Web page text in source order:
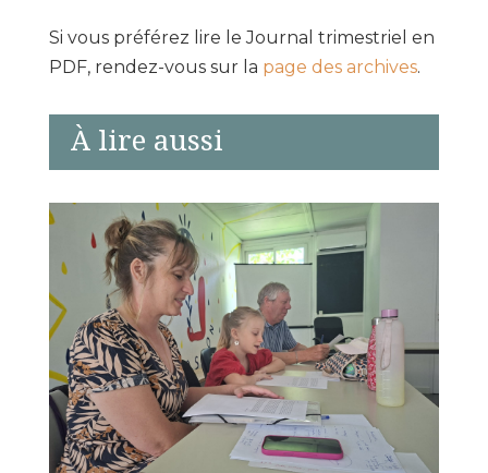
Si vous préférez lire le Journal trimestriel en
PDF, rendez-vous sur la page des archives.
À lire aussi